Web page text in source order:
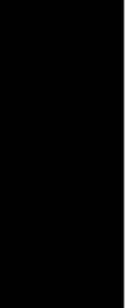
KSI: In
o subtítulos que
alquilar o contratar un